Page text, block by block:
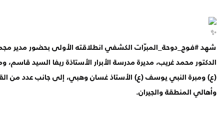
شهد#فوج_دوحة_المبرّات الكشفي انطلاقته الأولى بحضور مدير
الدكتور محمد غريب، مديرة مدرسة الأبرار الأستاذة ريفا السيد قاسم،
(ع) ومبرة النبي يوسف (ع) الأستاذ غسان وهبي، إلى جانب عدد من
وأهالي المنطقة والجيران.